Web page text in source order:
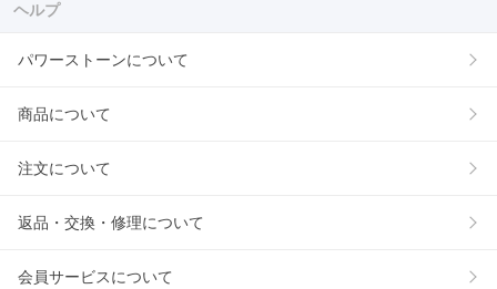
ヘルプ
パワーストーンについて
商品について
注文について
返品・交換・修理について
会員サービスについて